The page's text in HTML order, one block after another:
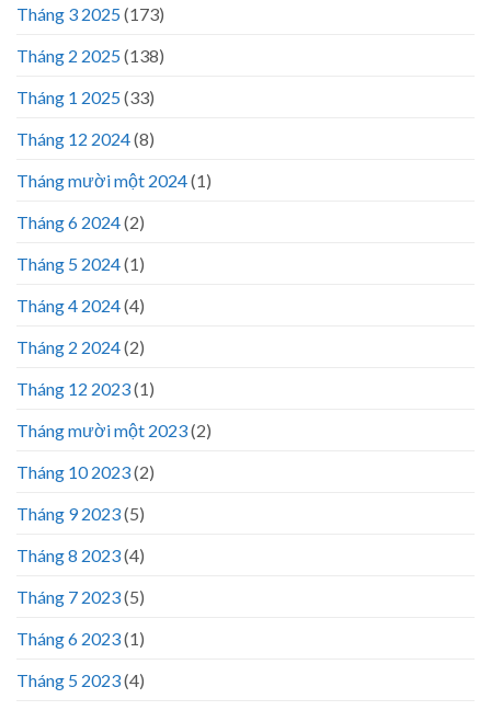
Tháng 3 2025(173)
Tháng 2 2025(138)
Tháng 1 2025(33)
Tháng 12 2024(8)
Tháng mười một 2024(1)
Tháng 6 2024(2)
Tháng 5 2024(1)
Tháng 4 2024(4)
Tháng 2 2024(2)
Tháng 12 2023(1)
Tháng mười một 2023(2)
Tháng 10 2023(2)
Tháng 9 2023(5)
Tháng 8 2023(4)
Tháng 7 2023(5)
Tháng 6 2023(1)
Tháng 5 2023(4)